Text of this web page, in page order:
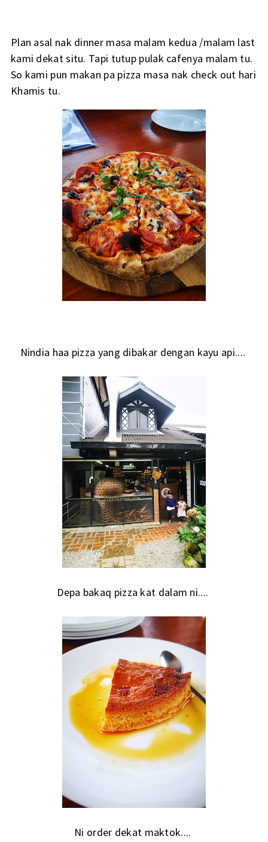
Plan asal nak dinner masa malam kedua /malam last
kami dekat situ. Tapi tutup pulak cafenya malam tu.
So kami pun makan pa pizza masa nak check out hari
Khamis tu.
Nindia haa pizza yang dibakar dengan kayu api....
Depa bakaq pizza kat dalam ni....
Ni order dekat maktok....